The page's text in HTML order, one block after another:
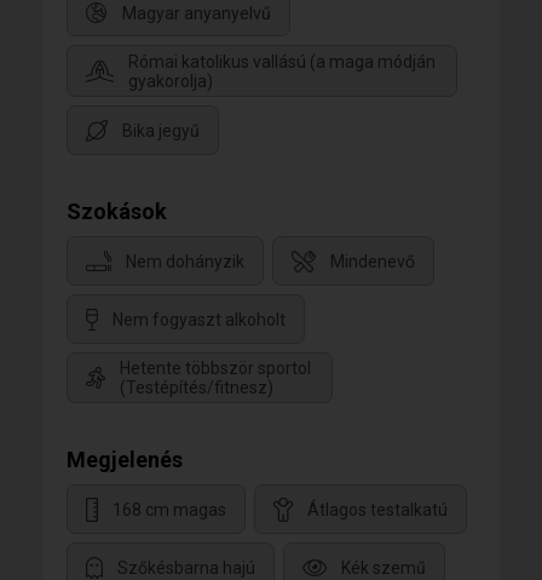
Magyar anyanyelvű
Római katolikus vallású (a maga módján
gyakorolja)
Bika jegyű
Szokások
Nem dohányzik Mindenevő
Nem fogyaszt alkoholt
Hetente többször sportol
(Testépítés/fitnesz)
Megjelenés
168 cm magas Átlagos testalkatú
Szőkésbarna hajú Kék szemű